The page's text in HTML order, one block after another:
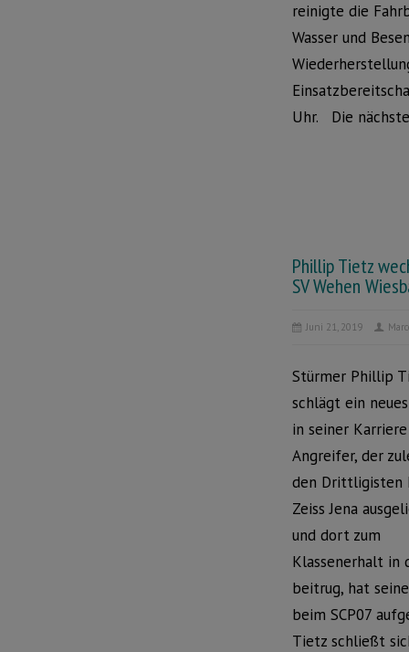
reinigte die
Wasser und
Uhr. Die
Phillip Tietz
SV Wehen
Juni 21, 2019
Stürmer Phillip
schlägt ein
in seiner
Angreifer, der
den Drittligisten
Zeiss Jena
und dort zum
Klassenerhalt in
beitrug, hat
beim SCP07
Tietz schließt